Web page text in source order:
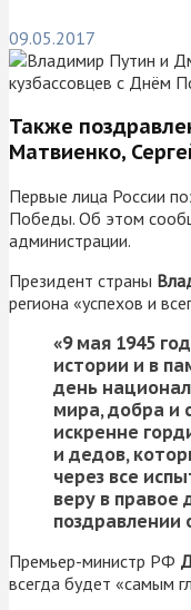
09.05.2017
Также
Матвиенко,
Первые лица России
Победы. Об этом
администрации.
Президент страны
региона «успехов и
«9 мая 1945
истории и в
день
мира, добра и
искренне
и дедов,
через все
веру в правое
поздравлении
Премьер-министр РФ
всегда будет «самым